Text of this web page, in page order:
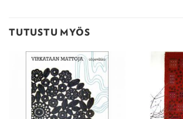
TUTUSTU MYÖS